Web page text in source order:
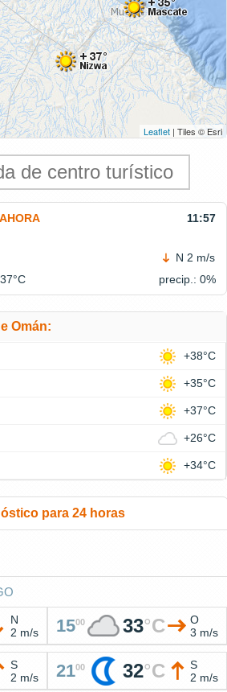
Leaflet | Tiles © Esri
11:57
N 2 m/s
C precip.: 0%
Omán:
+38°C
+35°C
+37°C
+26°C
+34°C
para 24 horas
N
2 m/s
1500 33°C
O
3 m/s
S
2 m/s
2100 32°C
S
2 m/s